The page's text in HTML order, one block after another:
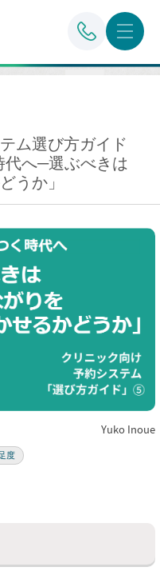
ム選び方ガイド
へ─選ぶべきは
うか」
度
Yuko Inoue